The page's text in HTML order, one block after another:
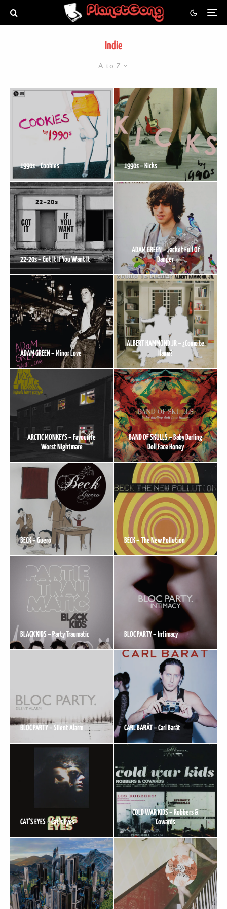
Indie
A to Z
1990s – Cookies 1990s – Kicks
22-20s – Got It If You Want It
ADAM GREEN – Jacket Full Of
Danger
ADAM GREEN – Minor Love
ALBERT HAMMOND JR – ¿Como te
llama?
ARCTIC MONKEYS – Favourite
Worst Nightmare
BAND OF SKULLS – Baby Darling
Doll Face Honey
BECK – Guero BECK – The New Pollution
BLACK KIDS – Party Traumatic BLOC PARTY – Intimacy
BLOC PARTY – Silent Alarm CARL BARÂT – Carl Barât
CAT’S EYES – Cat’s Eyes
COLD WAR KIDS – Robbers &
Cowards